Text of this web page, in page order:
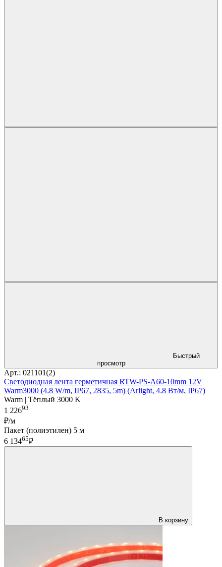
Быстрый
просмотр
Арт.: 021101(2)
Светодиодная лента герметичная RTW-PS-A60-10mm 12V
Warm3000 (4.8 W/m, IP67, 2835, 5m) (Arlight, 4.8 Вт/м, IP67)
Warm | Тёплый 3000 K
1 22693
₽/м
Пакет (полиэтилен) 5 м
6 13465₽
В корзину